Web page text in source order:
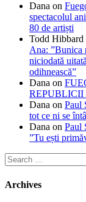
Dana on
spectacolul
80 de artiști
Todd Hibbard
Ana: ”Bunica
niciodată
odihnească”
Dana on
Dana on Paul
tot ce ni se
Dana on Paul
”Tu ești
Search
for:
Archives